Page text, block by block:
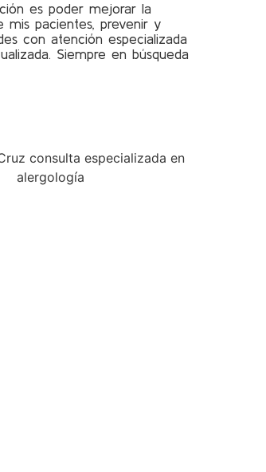
es poder mejorar la
mis pacientes, prevenir y
con atención especializada
Siempre en búsqueda